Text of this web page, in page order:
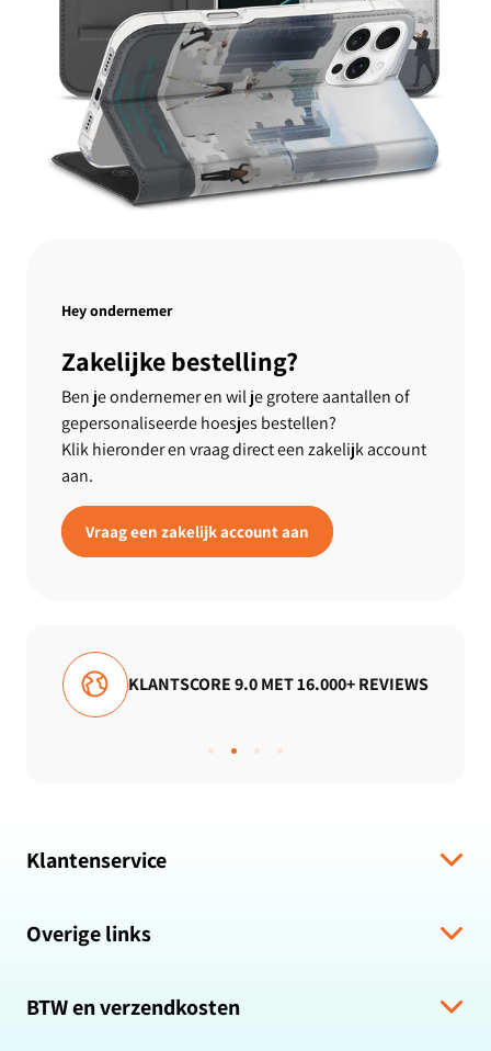
Hey ondernemer
Zakelijke bestelling?
Ben je ondernemer en wil je grotere aantallen of
gepersonaliseerde hoesjes bestellen?
Klik hieronder en vraag direct een zakelijk account
aan.
Vraag een zakelijk account aan
KLANTSCORE 9.0 MET 16.000+ REVIEWS
Klantenservice
Algemene voorwaarden
Retour & Terugbetaling
Overige links
Zakelijk bestellen
BTW en verzendkosten